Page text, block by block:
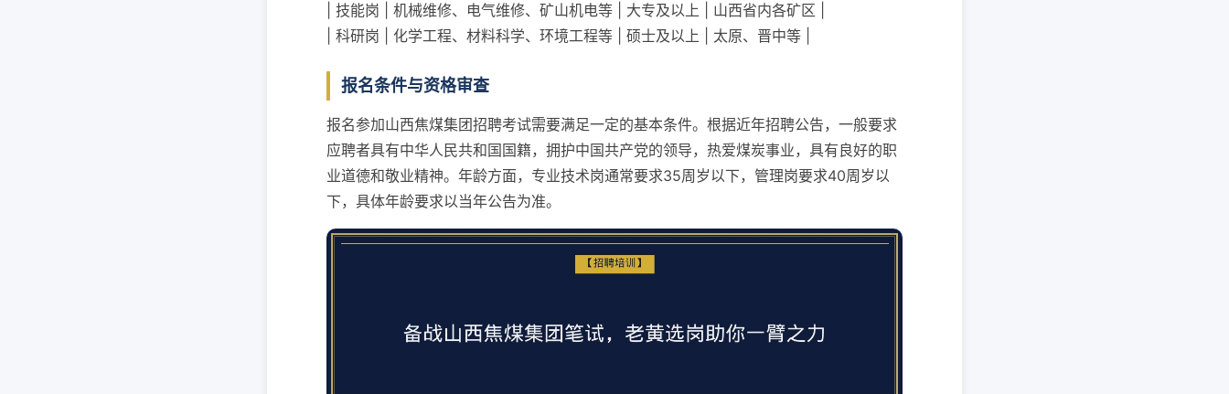
| 技能岗 | 机械维修、电气维修、矿山机电等 | 大专及以上 | 山西省内各矿区 |
| 科研岗 | 化学工程、材料科学、环境工程等 | 硕士及以上 | 太原、晋中等 |
报名条件与资格审查
报名参加山西焦煤集团招聘考试需要满足一定的基本条件。根据近年招聘公告，一般要求
应聘者具有中华人民共和国国籍，拥护中国共产党的领导，热爱煤炭事业，具有良好的职
业道德和敬业精神。年龄方面，专业技术岗通常要求35周岁以下，管理岗要求40周岁以
下，具体年龄要求以当年公告为准。